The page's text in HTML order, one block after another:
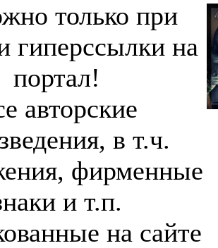
только при
гиперссылки на
портал!
авторские
в т.ч.
фирменные
и т.п.
на сайте